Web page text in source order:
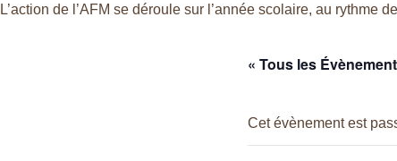
L’action de l’AFM se déroule sur l’année scolaire, au rythme
« Tous les
Cet évènement est